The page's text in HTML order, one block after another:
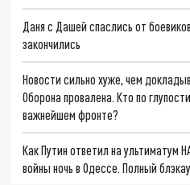
Даня с Дашей спаслись от
закончились
Новости сильно хуже, чем
Оборона провалена. Кто по
важнейшем фронте?
Как Путин ответил на ультиматум
войны ночь в Одессе. Полный